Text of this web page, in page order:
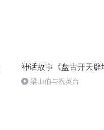
神话故事《盘古开天辟
梁山伯与祝英台